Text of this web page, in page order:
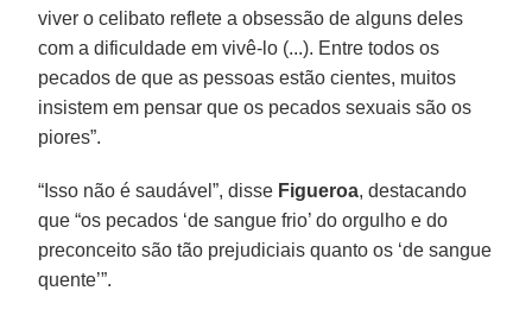
viver o celibato reflete a obsessão de alguns deles
com a dificuldade em vivê-lo (...). Entre todos os
pecados de que as pessoas estão cientes, muitos
insistem em pensar que os pecados sexuais são os
piores”.
“Isso não é saudável”, disse Figueroa, destacando
que “os pecados ‘de sangue frio’ do orgulho e do
preconceito são tão prejudiciais quanto os ‘de sangue
quente’”.